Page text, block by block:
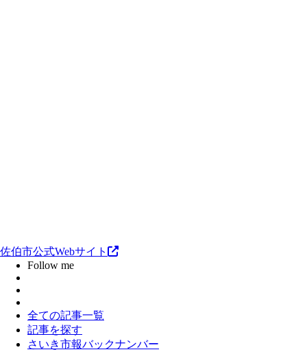
佐伯市公式Webサイト
Follow me
全ての記事一覧
記事を探す
さいき市報バックナンバー